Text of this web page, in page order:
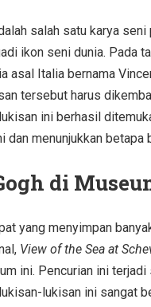
salah satu karya
ikon seni dunia. Pada
asal Italia bernama
tersebut harus
ini berhasil
menunjukkan betapa
di
yang menyimpan
View of the Sea at
ini. Pencurian ini
lukisan ini sangat